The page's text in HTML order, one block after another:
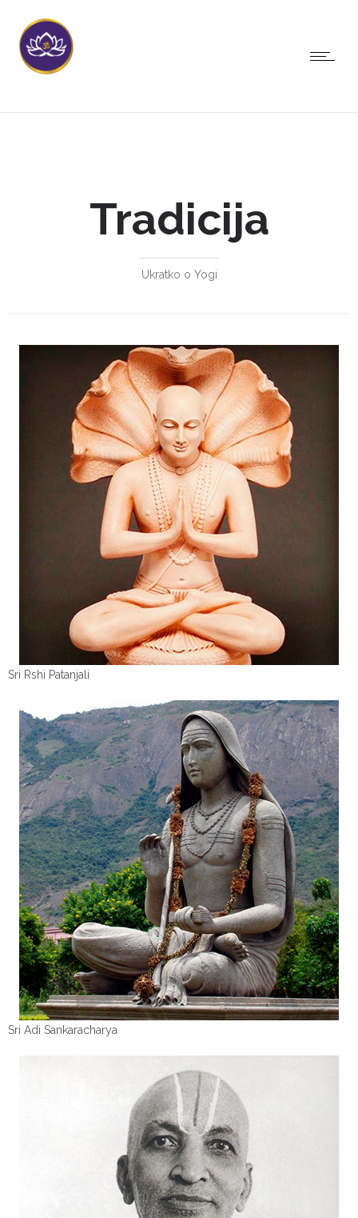
Tradicija
Ukratko o Yogi
Sri Rshi Patanjali
Sri Adi Sankaracharya